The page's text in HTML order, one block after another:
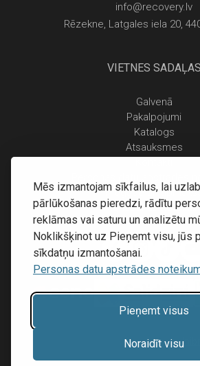
Mēs izmantojam sīkfailus, lai
pārlūkošanas pieredzi, rādītu
reklāmas vai saturu un analizētu
Noklikšķinot uz Pieņemt visu, jūs
sīkdatņu izmantošanai.
Personas datu apstrādes
Pieņemt visus
Noraidīt visu
info@recovery.lv
Rēzekne, Latgales iela 20,
VIETNES SADAĻAS
Galvenā
Pakalpojumi
Katalogs
Atsauksmes
Piegāde un
Atgriešanas
Mājas lapu izstrāde: